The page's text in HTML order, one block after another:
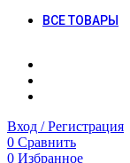
ВСЕ ТОВАРЫ
Вход / Регистрация
0 Сравнить
0 Избранное